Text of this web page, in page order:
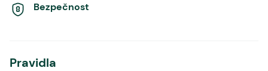
Bezpečnost
Pravidla